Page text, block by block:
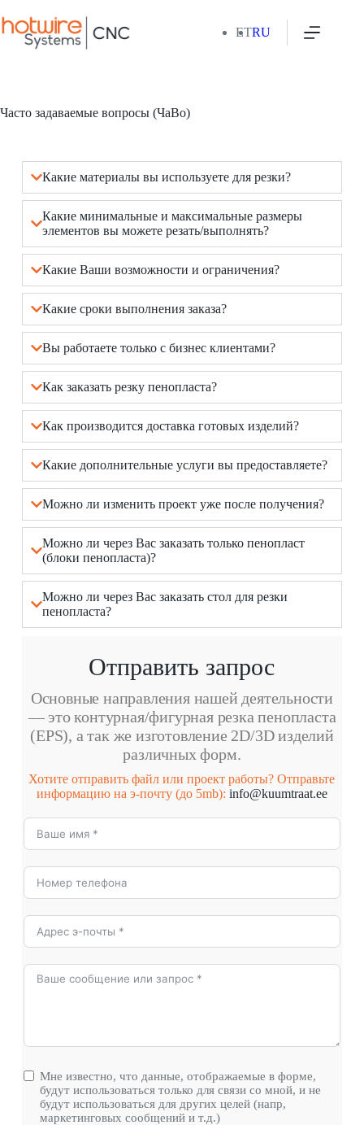
ETRU
Часто задаваемые вопросы (ЧаВо)
Какие материалы вы используете для резки?
Какие минимальные и максимальные размеры
элементов вы можете резать/выполнять?
Какие Ваши возможности и ограничения?
Какие сроки выполнения заказа?
Вы работаете только с бизнес клиентами?
Как заказать резку пенопласта?
Как производится доставка готовых изделий?
Какие дополнительные услуги вы предоставляете?
Можно ли изменить проект уже после получения?
Можно ли через Вас заказать только пенопласт
(блоки пенопласта)?
Можно ли через Вас заказать стол для резки
пенопласта?
Отправить запрос
Основные направления нашей деятельности
— это контурная/фигурная резка пенопласта
(EPS), а так же изготовление 2D/3D изделий
различных форм.
Хотите отправить файл или проект работы? Отправьте
информацию на э-почту (до 5mb): info@kuumtraat.ee
Мне известно, что данные, отображаемые в форме,
будут использоваться только для связи со мной, и не
будут использоваться для других целей (напр,
маркетинговых сообщений и т.д.)